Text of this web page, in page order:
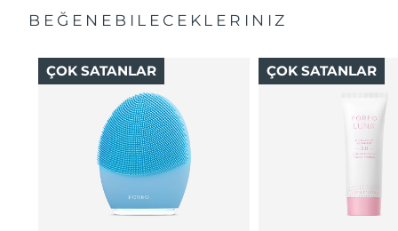
BEĞENEBILECEKLERINIZ
ÇOK SATANLAR ÇOK SATANLAR